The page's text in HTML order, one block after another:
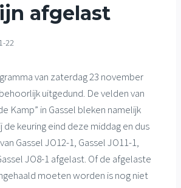
afgelast
22
van zaterdag 23 november
uitgedund. De velden van
Kamp” in Gassel bleken namelijk
keuring eind deze middag en dus
Gassel JO12-1, Gassel JO11-1,
JO8-1 afgelast. Of de afgelaste
moeten worden is nog niet